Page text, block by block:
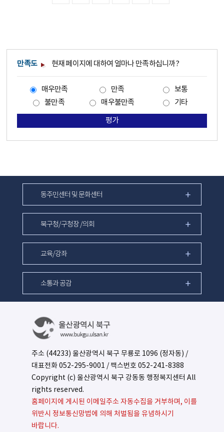
만족도 현재 페이지에 대하여 얼마나 만족하십니까?
매우만족 만족
보통
불만족
매우불만족 기타
평가
동주민센터 및 문화센터
북구청/구청장 /의회
교육/강좌
소통과 공감
주소 (44233) 울산광역시 북구 무룡로 1096 (정자동) /
대표전화052-295-9001 / 팩스번호 052-241-8388
Copyright (c) 울산광역시 북구 강동동 행정복지센터 All
rights reserved.
홈페이지에 게시된 이메일주소 자동수집을 거부하며, 이를
위반시 정보통신망법에 의해 처벌됨을 유념하시기
바랍니다.